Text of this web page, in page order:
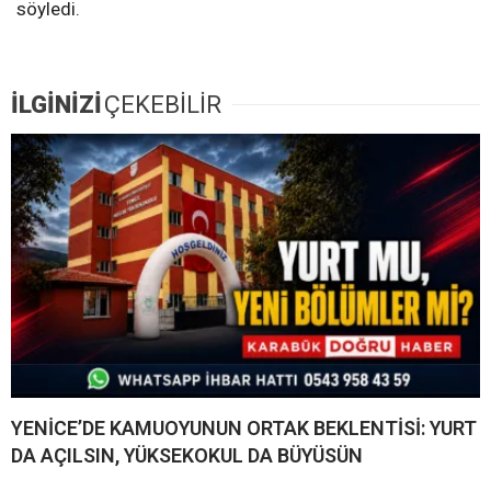
söyledi.
İLGİNİZİ ÇEKEBİLİR
YENİCE’DE KAMUOYUNUN ORTAK BEKLENTİSİ: YURT
DA AÇILSIN, YÜKSEKOKUL DA BÜYÜSÜN